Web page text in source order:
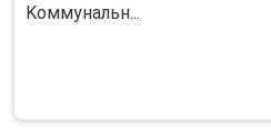
Koммунaльн...